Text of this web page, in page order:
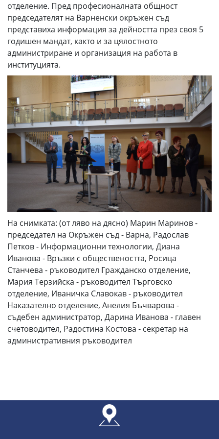
отделение. Пред професионалната общност
председателят на Варненски окръжен съд
представиха информация за дейността през своя 5
годишен мандат, както и за цялостното
администриране и организация на работа в
институцията.
На снимката: (от ляво на дясно) Марин Маринов -
председател на Окръжен съд - Варна, Радослав
Петков - Информационни технологии, Диана
Иванова - Връзки с обществеността, Росица
Станчева - ръководител Гражданско отделение,
Мария Терзийска - ръководител Търговско
отделение, Иваничка Славокав - ръководител
Наказателно отделение, Анелия Бъчварова -
съдебен администратор, Дарина Иванова - главен
счетоводител, Радостина Костова - секретар на
административния ръководител